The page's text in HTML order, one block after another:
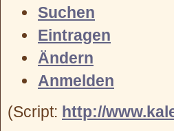
Suchen
Eintragen
Ändern
Anmelden
(Script: http://